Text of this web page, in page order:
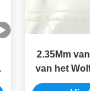
2.35Mm
van het
Beetjes